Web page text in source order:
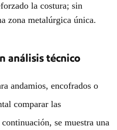
la costura; sin
zona metalúrgica única.
análisis técnico
andamios, encofrados o
comparar las
se muestra una